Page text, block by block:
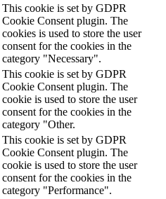
This cookie is set by GDPR
Cookie Consent plugin. The
cookies is used to store the user
consent for the cookies in the
category "Necessary".
This cookie is set by GDPR
Cookie Consent plugin. The
cookie is used to store the user
consent for the cookies in the
category "Other.
This cookie is set by GDPR
Cookie Consent plugin. The
cookie is used to store the user
consent for the cookies in the
category "Performance".